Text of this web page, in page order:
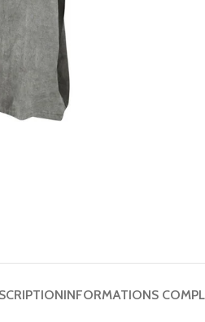
INFORMATIONS